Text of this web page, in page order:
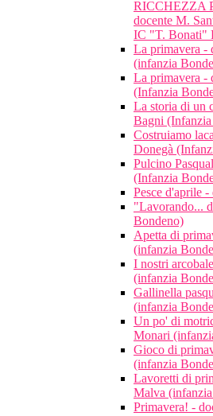
RICCHEZZA
docente M.
IC "T. Bonati"
La primavera -
(infanzia
La primavera -
(Infanzia
La storia di un
Bagni
Costruiamo
Donegà
Pulcino
(Infanzia
Pesce d'aprile
"Lavorando...
Bondeno)
Apetta di
(infanzia
I nostri
(infanzia
Gallinella
(infanzia
Un po' di
Monari
Gioco di
(infanzia
Lavoretti di
Malva
Primavera! -